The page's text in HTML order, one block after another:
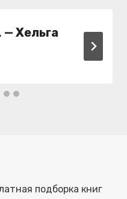
— Хельга
подборка книг